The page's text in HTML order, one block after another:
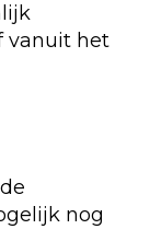
vanuit het
nog